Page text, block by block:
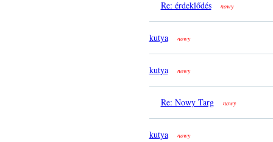
Re: érdeklődés nowy
kutya nowy
kutya nowy
Re: Nowy Targ nowy
kutya nowy